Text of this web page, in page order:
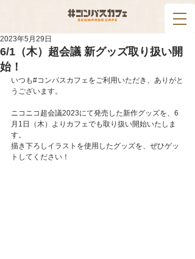
6/1（木）超会議 新グッズ取り扱い開
始！
2023年5月29日
いつも#コンパスカフェをご利用いただき、ありがと
うございます。
ニコニコ超会議2023にて発売した新作グッズを、6
月1日（木）よりカフェでも取り扱い開始いたしま
す。
描き下ろしイラストを使用したグッズを、ぜひゲッ
トしてください！